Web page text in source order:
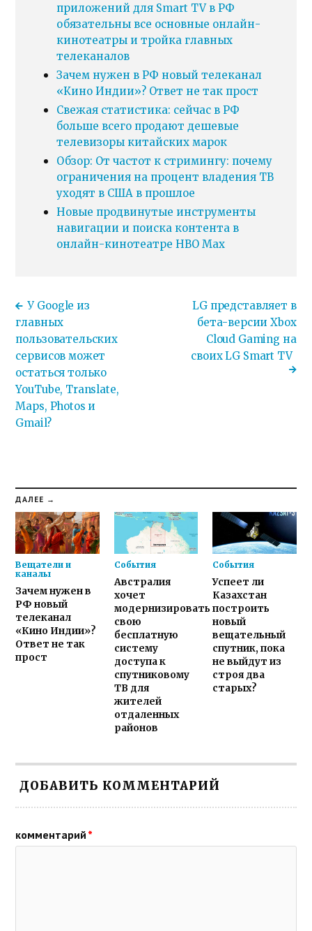
приложений для Smart TV в РФ
обязательны все основные онлайн-
кинотеатры и тройка главных
телеканалов
Зачем нужен в РФ новый телеканал
«Кино Индии»? Ответ не так прост
Свежая статистика: сейчас в РФ
больше всего продают дешевые
телевизоры китайских марок
Обзор: От частот к стримингу: почему
ограничения на процент владения ТВ
уходят в США в прошлое
Новые продвинутые инструменты
навигации и поиска контента в
онлайн-кинотеатре HBO Max
У Google из
главных
пользовательских
сервисов может
остаться только
YouTube, Translate,
Maps, Photos и
Gmail?
LG представляет в
бета-версии Xbox
Cloud Gaming на
своих LG Smart TV
ДАЛЕЕ →
Вещатели и
каналы
Зачем нужен в
РФ новый
телеканал
«Кино Индии»?
Ответ не так
прост
События
Австралия
хочет
модернизировать
свою
бесплатную
систему
доступа к
спутниковому
ТВ для
жителей
отдаленных
районов
События
Успеет ли
Казахстан
построить
новый
вещательный
спутник, пока
не выйдут из
строя два
старых?
ДОБАВИТЬ КОММЕНТАРИЙ
комментарий *